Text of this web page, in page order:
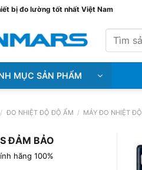
bị đo lường tốt nhất Việt Nam
kiếm:
MỤC SẢN PHẨM
/ ĐO NHIỆT ĐỘ ĐỘ ẨM / MÁY ĐO NHIỆT ĐỘ
ĐẢM BẢO
hãng 100%